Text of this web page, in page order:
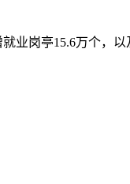
业岗亭15.6万个，